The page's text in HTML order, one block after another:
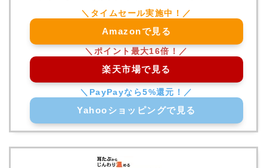
Amazonで見る
楽天市場で見る
Yahooショッピングで見る